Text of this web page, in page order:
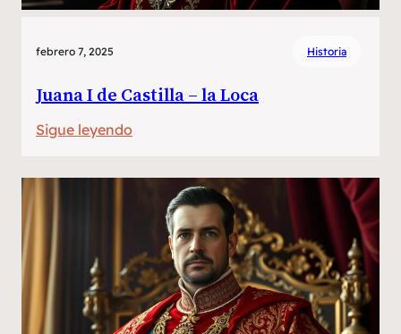
febrero 7, 2025 Historia
Juana I de Castilla – la Loca
Sigue leyendo:
I
Castilla
la
Loca